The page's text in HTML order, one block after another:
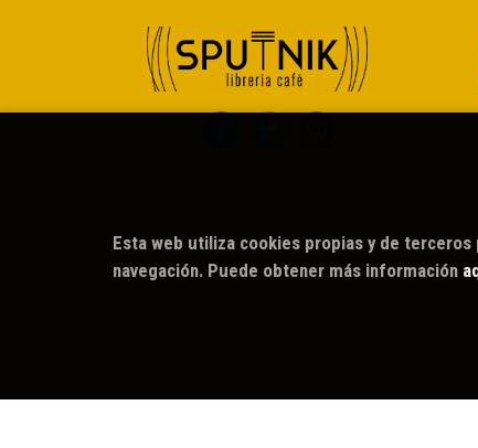
Esta web utiliza cookies propias y de
navegación. Puede obtener más información